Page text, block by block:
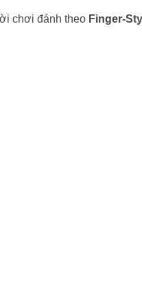
chơi đánh theo Finger-